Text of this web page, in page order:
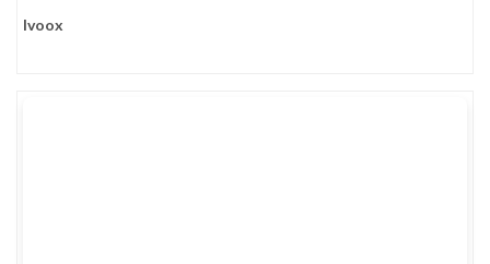
Ivoox